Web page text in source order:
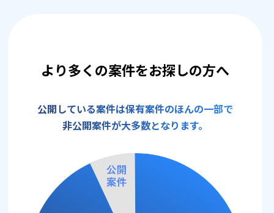
より多くの案件をお探しの方へ
公開している案件は保有案件のほんの一部で
非公開案件が大多数となります。